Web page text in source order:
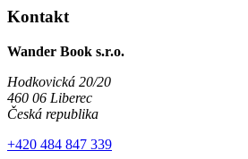
Kontakt
Wander Book s.r.o.
Hodkovická 20/20
460 06 Liberec
Česká republika
+420 484 847 339